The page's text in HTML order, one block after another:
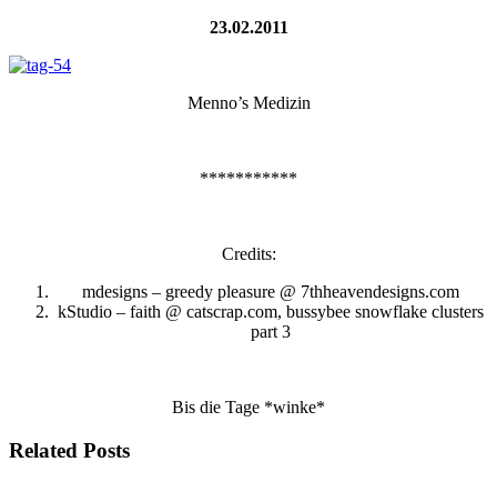
23.02.2011
Menno’s Medizin
***********
Credits:
mdesigns – greedy pleasure @ 7thheavendesigns.com
kStudio – faith @ catscrap.com, bussybee snowflake clusters
part 3
Bis die Tage *winke*
Related Posts